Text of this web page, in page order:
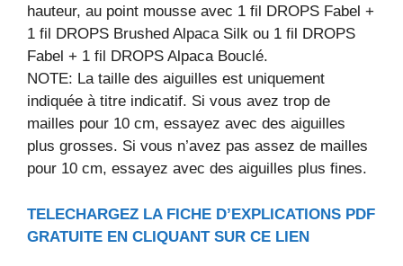
hauteur, au point mousse avec 1 fil DROPS Fabel +
1 fil DROPS Brushed Alpaca Silk ou 1 fil DROPS
Fabel + 1 fil DROPS Alpaca Bouclé.
NOTE: La taille des aiguilles est uniquement
indiquée à titre indicatif. Si vous avez trop de
mailles pour 10 cm, essayez avec des aiguilles
plus grosses. Si vous n’avez pas assez de mailles
pour 10 cm, essayez avec des aiguilles plus fines.
TELECHARGEZ LA FICHE D’EXPLICATIONS PDF
GRATUITE EN CLIQUANT SUR CE LIEN